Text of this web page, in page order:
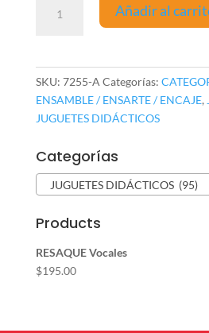
Añadir al
SKU: 7255-A Categorías:
ENSAMBLE / ENSARTE / ENCAJE,
JUGUETES DIDÁCTICOS
Categorías
JUGUETES DIDÁCTICOS (95)
Products
RESAQUE Vocales
$195.00